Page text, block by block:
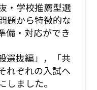
・学校推薦型選
題から特徴的な
備・対応ができ
選抜編」，「共
れぞれの入試へ
ました。